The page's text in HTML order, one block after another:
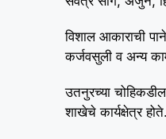
विशाल आकाराची
कर्जवसुली व अन्य
उतनुरच्या
शाखेचे कार्यक्षेत्र होते.